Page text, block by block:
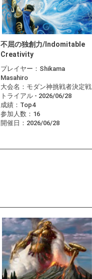
不屈の独創力/Indomitable
Creativity
プレイヤー： Shikama
Masahiro
大会名： モダン神挑戦者決定戦
トライアル - 2026/06/28
成績： Top4
参加人数： 16
開催日： 2026/06/28